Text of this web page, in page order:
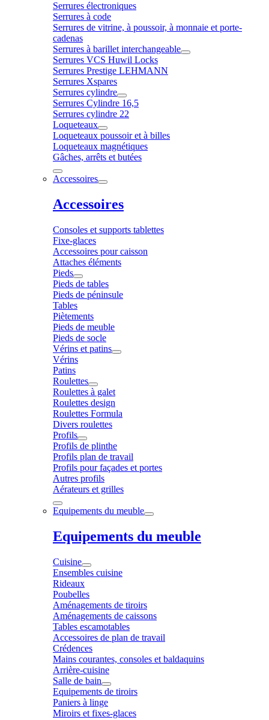
Serrures électroniques
Serrures à code
Serrures de vitrine, à poussoir, à monnaie et porte-
cadenas
Serrures à barillet interchangeable
Serrures VCS Huwil Locks
Serrures Prestige LEHMANN
Serrures Xspares
Serrures cylindre
Serrures Cylindre 16,5
Serrures cylindre 22
Loqueteaux
Loqueteaux poussoir et à billes
Loqueteaux magnétiques
Gâches, arrêts et butées
Accessoires
Accessoires
Consoles et supports tablettes
Fixe-glaces
Accessoires pour caisson
Attaches éléments
Pieds
Pieds de tables
Pieds de péninsule
Tables
Piètements
Pieds de meuble
Pieds de socle
Vérins et patins
Vérins
Patins
Roulettes
Roulettes à galet
Roulettes design
Roulettes Formula
Divers roulettes
Profils
Profils de plinthe
Profils plan de travail
Profils pour façades et portes
Autres profils
Aérateurs et grilles
Equipements du meuble
Equipements du meuble
Cuisine
Ensembles cuisine
Rideaux
Poubelles
Aménagements de tiroirs
Aménagements de caissons
Tables escamotables
Accessoires de plan de travail
Crédences
Mains courantes, consoles et baldaquins
Arrière-cuisine
Salle de bain
Equipements de tiroirs
Paniers à linge
Miroirs et fixes-glaces